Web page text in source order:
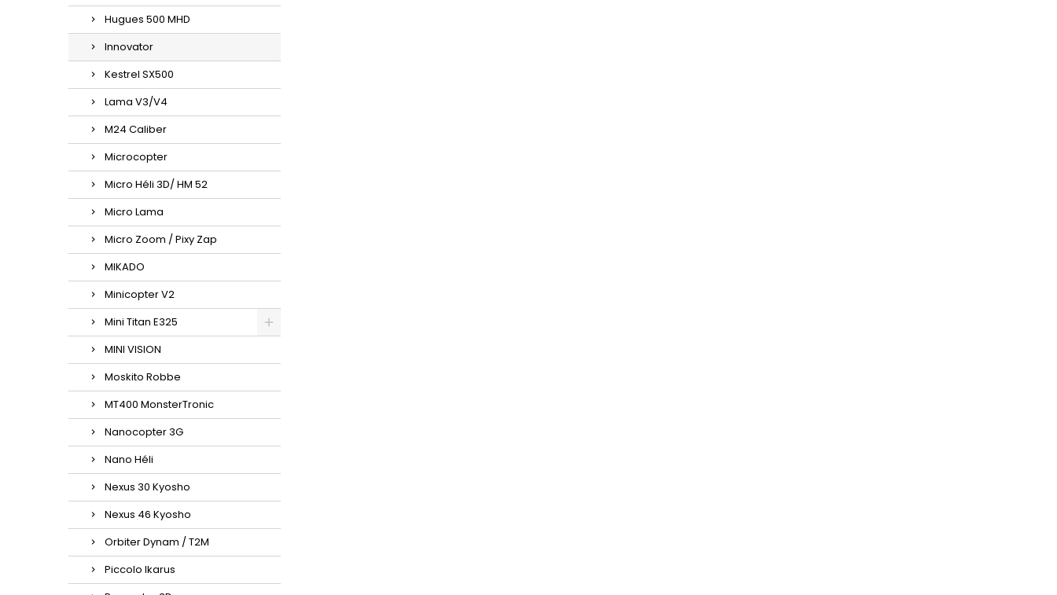
Hugues 500 MHD
Innovator
Kestrel SX500
Lama V3/V4
M24 Caliber
Microcopter
Micro Héli 3D/ HM 52
Micro Lama
Micro Zoom / Pixy Zap
MIKADO
Minicopter V2
Mini Titan E325
MINI VISION
Moskito Robbe
MT400 MonsterTronic
Nanocopter 3G
Nano Héli
Nexus 30 Kyosho
Nexus 46 Kyosho
Orbiter Dynam / T2M
Piccolo Ikarus